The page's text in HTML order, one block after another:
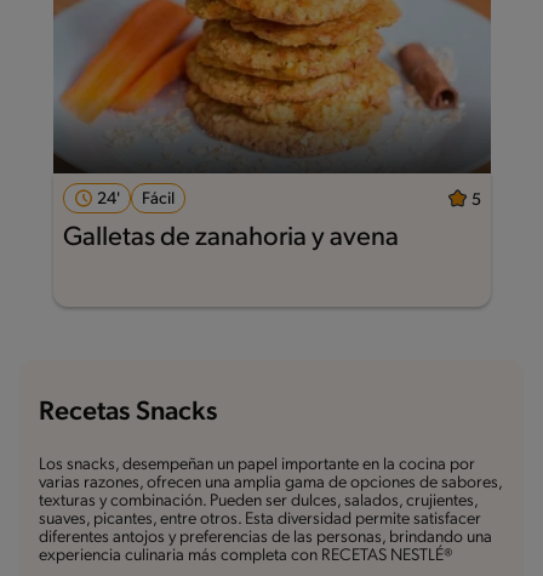
24' Fácil 5
Galletas de zanahoria y avena
Recetas Snacks
Los snacks, desempeñan un papel importante en la cocina por
varias razones, ofrecen una amplia gama de opciones de sabores,
texturas y combinación. Pueden ser dulces, salados, crujientes,
suaves, picantes, entre otros. Esta diversidad permite satisfacer
diferentes antojos y preferencias de las personas, brindando una
experiencia culinaria más completa con RECETAS NESTLÉ®